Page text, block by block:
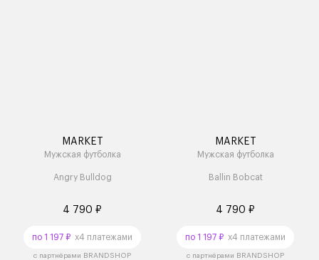
MARKET
Мужская футболка
Angry Bulldog
4 790 ₽
по 1 197 ₽ x4 платежами
с партнёрами BRANDSHOP
MARKET
Мужская футболка
Ballin Bobcat
4 790 ₽
по 1 197 ₽ x4 платежами
с партнёрами BRANDSHOP